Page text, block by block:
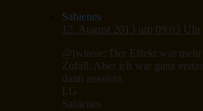
Sabienes
12. August 2013 um 09:03 Uhr
@twinsie: Der Effekt war
Zufall. Aber ich war ganz
dann aussieht.
LG
Sabienes